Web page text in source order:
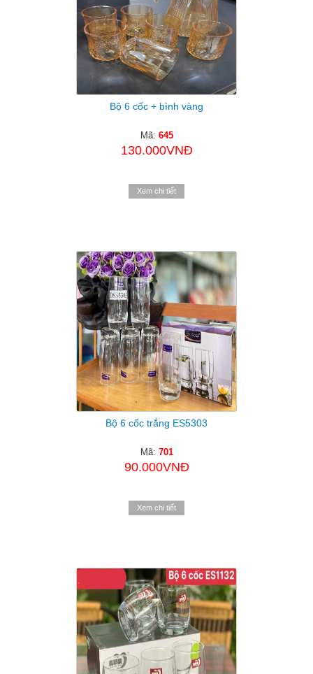
Bộ 6 cốc + bình vàng
Mã: 645
130.000VNĐ
Xem chi tiết
Bộ 6 cốc trắng ES5303
Mã: 701
90.000VNĐ
Xem chi tiết